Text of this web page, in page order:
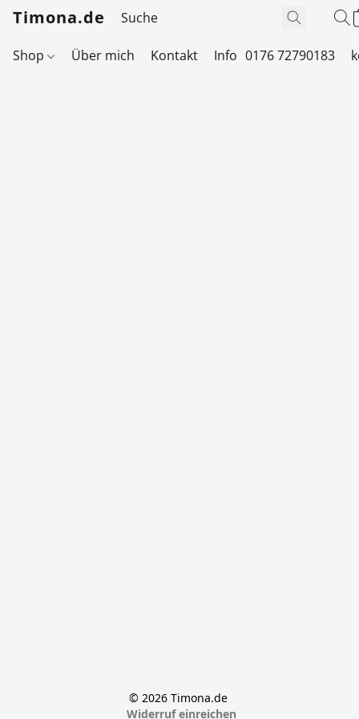
Timona.de
Shop Über mich Kontakt Info 0176 72790183
© 2026 Timona.de
Widerruf einreichen